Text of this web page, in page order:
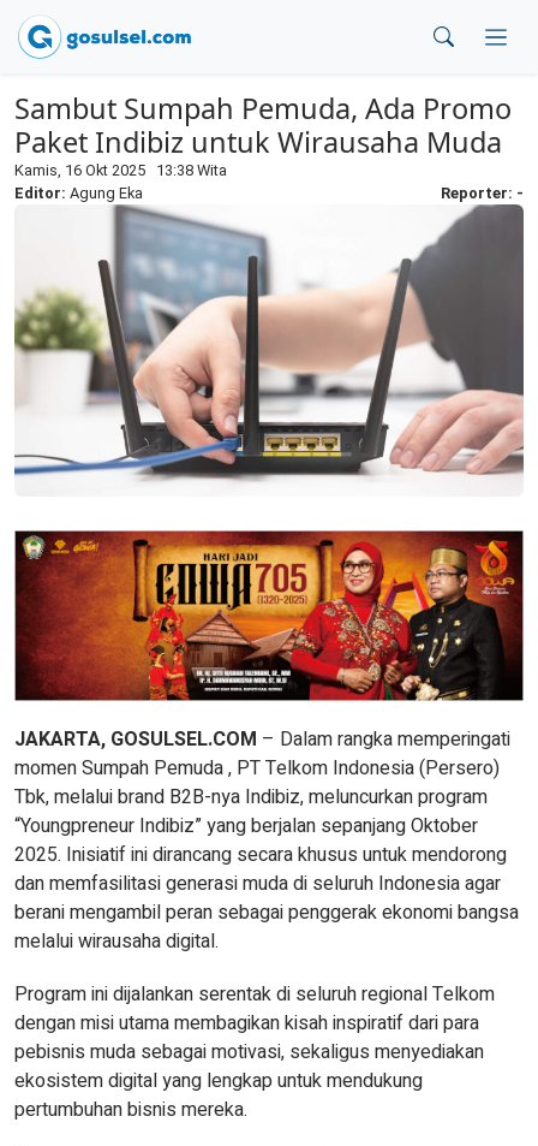
Sambut Sumpah Pemuda, Ada Promo
Paket Indibiz untuk Wirausaha Muda
Kamis, 16 Okt 2025 13:38 Wita
Editor: Agung Eka Reporter: -
JAKARTA, GOSULSEL.COM – Dalam rangka memperingati
momen Sumpah Pemuda , PT Telkom Indonesia (Persero)
Tbk, melalui brand B2B-nya Indibiz, meluncurkan program
“Youngpreneur Indibiz” yang berjalan sepanjang Oktober
2025. Inisiatif ini dirancang secara khusus untuk mendorong
dan memfasilitasi generasi muda di seluruh Indonesia agar
berani mengambil peran sebagai penggerak ekonomi bangsa
melalui wirausaha digital.
Program ini dijalankan serentak di seluruh regional Telkom
dengan misi utama membagikan kisah inspiratif dari para
pebisnis muda sebagai motivasi, sekaligus menyediakan
ekosistem digital yang lengkap untuk mendukung
pertumbuhan bisnis mereka.